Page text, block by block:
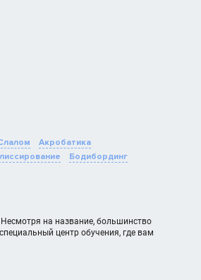
Акробатика
Бодибординг
на название, большинство
центр обучения, где вам